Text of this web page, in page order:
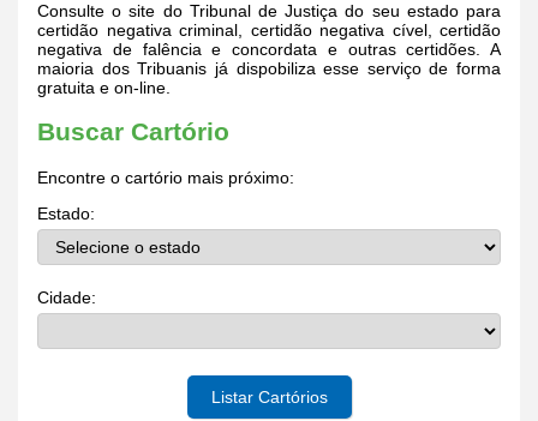
Consulte o site do Tribunal de Justiça do seu estado para
certidão negativa criminal, certidão negativa cível, certidão
negativa de falência e concordata e outras certidões. A
maioria dos Tribuanis já dispobiliza esse serviço de forma
gratuita e on-line.
Buscar Cartório
Encontre o cartório mais próximo:
Estado:
Cidade:
Listar Cartórios